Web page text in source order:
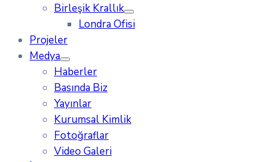
Birleşik Krallık
Londra Ofisi
Projeler
Medya
Haberler
Basında Biz
Yayınlar
Kurumsal Kimlik
Fotoğraflar
Video Galeri